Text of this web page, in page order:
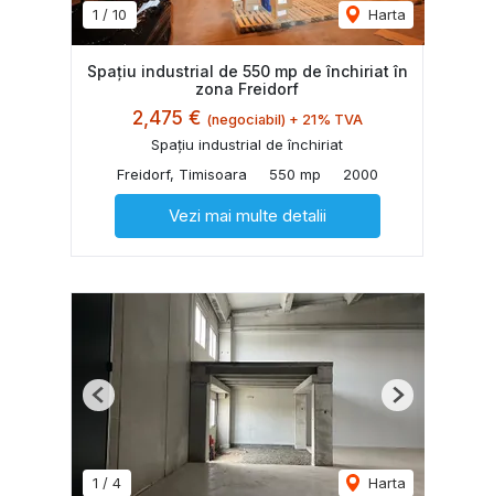
1 / 10 Harta
Spațiu industrial de 550 mp de închiriat în
zona Freidorf
2,475 € (negociabil) + 21% TVA
Spațiu industrial de închiriat
Freidorf, Timisoara
550 mp 2000
Vezi mai multe detalii
1 / 4 Harta
Previous Next